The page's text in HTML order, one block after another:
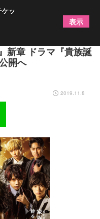
流司、前田公輝ら共
新章 ドラマ『貴族誕
開へ
2019.11.8
ッ
表示